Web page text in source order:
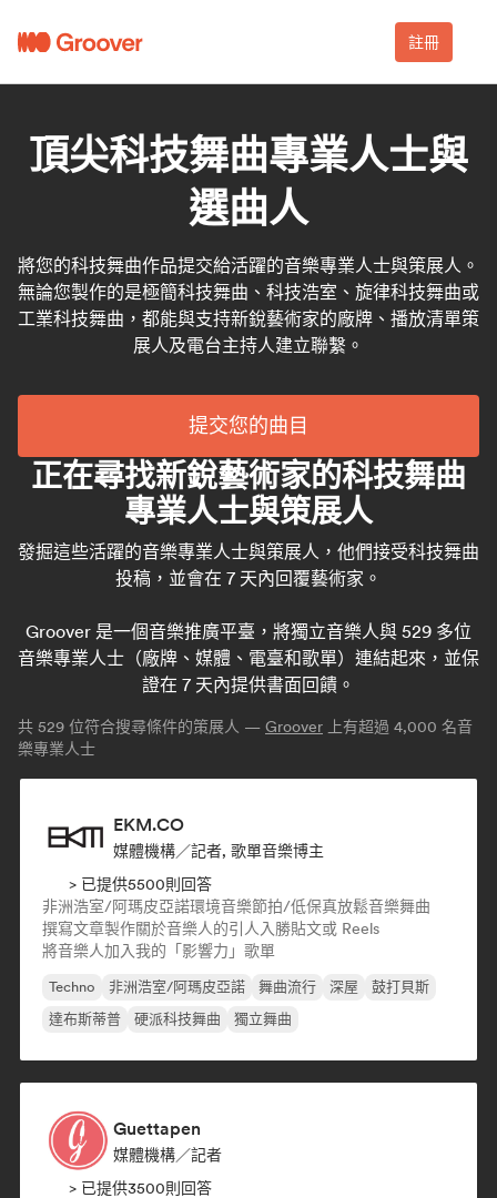
註冊
頂尖科技舞曲專業人士與
選曲人
將您的科技舞曲作品提交給活躍的音樂專業人士與策展人。
無論您製作的是極簡科技舞曲、科技浩室、旋律科技舞曲或
工業科技舞曲，都能與支持新銳藝術家的廠牌、播放清單策
展人及電台主持人建立聯繫。
提交您的曲目
正在尋找新銳藝術家的科技舞曲
專業人士與策展人
發掘這些活躍的音樂專業人士與策展人，他們接受科技舞曲
投稿，並會在 7 天內回覆藝術家。
Groover 是一個音樂推廣平臺，將獨立音樂人與 529 多位
音樂專業人士（廠牌、媒體、電臺和歌單）連結起來，並保
證在 7 天內提供書面回饋。
共 529 位符合搜尋條件的策展人 — Groover 上有超過 4,000 名音
樂專業人士
EKM.CO
媒體機構／記者, 歌單音樂博主
> 已提供5500則回答
非洲浩室/阿瑪皮亞諾環境音樂節拍/低保真放鬆音樂舞曲
撰寫文章製作關於音樂人的引人入勝貼文或 Reels
將音樂人加入我的「影響力」歌單
Techno 非洲浩室/阿瑪皮亞諾 舞曲流行 深屋
鼓打貝斯
達布斯蒂普
硬派科技舞曲 獨立舞曲
Guettapen
媒體機構／記者
> 已提供3500則回答